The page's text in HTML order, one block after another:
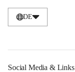
DE
Social Media & Links